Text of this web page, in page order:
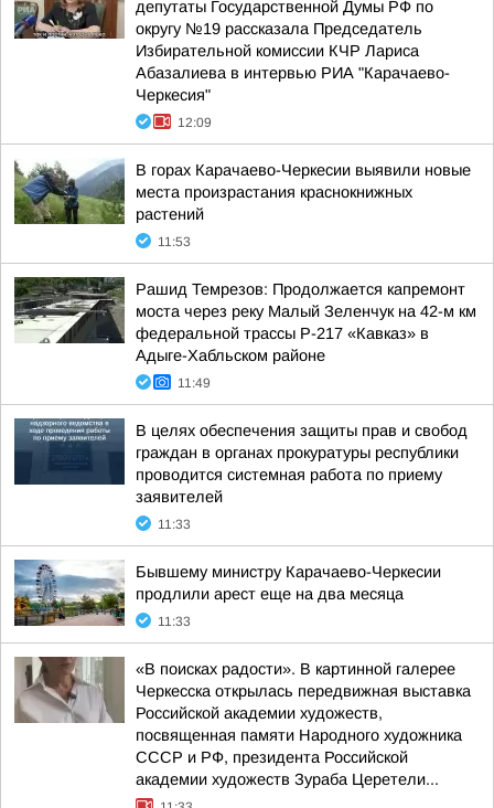
депутаты Государственной Думы РФ по
округу №19 рассказала Председатель
Избирательной комиссии КЧР Лариса
Абазалиева в интервью РИА "Карачаево-
Черкесия"
12:09
В горах Карачаево-Черкесии выявили новые
места произрастания краснокнижных
растений
11:53
Рашид Темрезов: Продолжается капремонт
моста через реку Малый Зеленчук на 42-м км
федеральной трассы Р-217 «Кавказ» в
Адыге-Хабльском районе
11:49
В целях обеспечения защиты прав и свобод
граждан в органах прокуратуры республики
проводится системная работа по приему
заявителей
11:33
Бывшему министру Карачаево-Черкесии
продлили арест еще на два месяца
11:33
«В поисках радости». В картинной галерее
Черкесска открылась передвижная выставка
Российской академии художеств,
посвященная памяти Народного художника
СССР и РФ, президента Российской
академии художеств Зураба Церетели...